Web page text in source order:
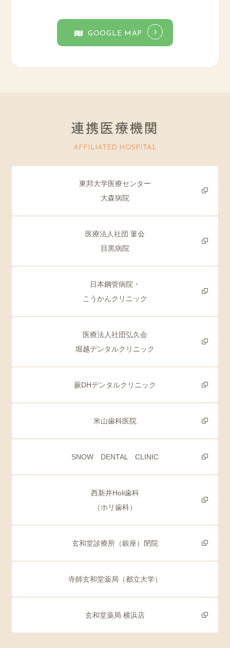
GOOGLE MAP
連携医療機関
AFFILIATED HOSPITAL
東邦大学医療センター
大森病院
医療法人社団 菫会
目黒病院
日本鋼管病院・
こうかんクリニック
医療法人社団弘久会
堀越デンタルクリニック
蕨DHデンタルクリニック
米山歯科医院
SNOW DENTAL CLINIC
西新井Holi歯科
（ホリ歯科）
玄和堂診療所（銀座）閉院
寺師玄和堂薬局（都立大学）
玄和堂薬局 横浜店